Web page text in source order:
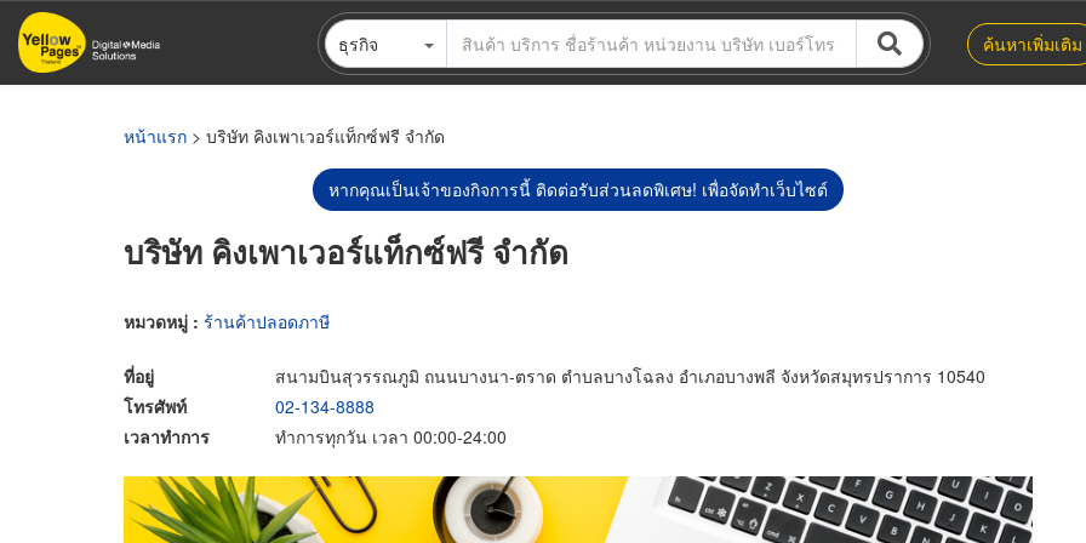
ข้าม
ไป
ธุรกิจ ค้นหาเพิ่มเติม
หน้าแรก > บริษัท คิงเพาเวอร์แท็กซ์ฟรี จำกัด
หากคุณเป็นเจ้าของกิจการนี้ ติดต่อรับส่วนลดพิเศษ! เพื่อจัดทำเว็บไซต์
บริษัท คิงเพาเวอร์แท็กซ์ฟรี จำกัด
หมวดหมู่ : ร้านค้าปลอดภาษี
ที่อยู่
สนามบินสุวรรณภูมิ ถนนบางนา-ตราด ตำบลบางโฉลง อำเภอบางพลี จังหวัดสมุทรปราการ 10540
โทรศัพท์
02-134-8888
เวลาทำการ
ทำการทุกวัน เวลา 00:00-24:00